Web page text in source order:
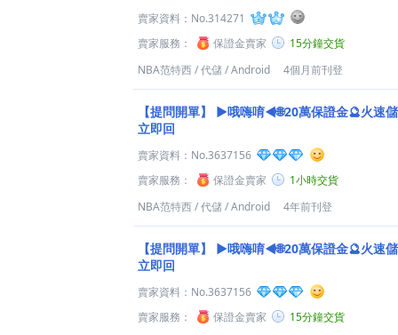
賣家資料： No.314271
賣家服務：
保證金賣家
15分鐘交貨
NBA范特西/代儲/Android 4個月前刊登
【提問開單】
►哦嗨唷◄🌐20萬保證金🔮火速
立即回
賣家資料： No.3637156
賣家服務：
保證金賣家
1小時交貨
NBA范特西/代儲/Android 4年前刊登
【提問開單】
►哦嗨唷◄🌐20萬保證金🔮火速
立即回
賣家資料： No.3637156
賣家服務：
保證金賣家
15分鐘交貨